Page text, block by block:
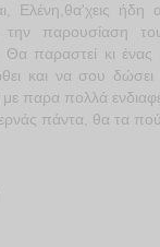
Ελένη,θα'χεις ήδη
την παρουσίαση
Θα παραστεί κι ένας
και να σου δώσει
με παρα πολλά
πάντα, θα τα